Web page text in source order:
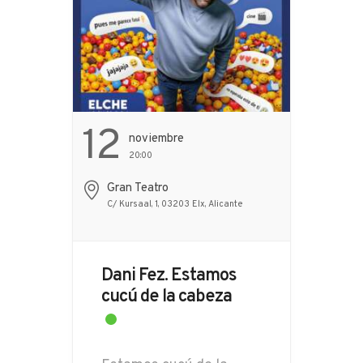
12 Noviembre
20:00
Gran Teatro
C/ Kursaal, 1, 03203 Elx, Alicante
Dani Fez. Estamos
cucú de la cabeza